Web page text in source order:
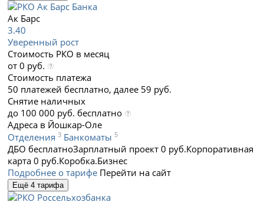
Ак Барс
3.40
Уверенный рост
Стоимость РКО в месяц
от 0 руб.
Стоимость платежа
50 платежей бесплатно, далее 59 руб.
Снятие наличных
до 100 000 руб. бесплатно
Адреса в Йошкар-Оле
Отделения3 Банкоматы 5
ДБО бесплатноЗарплатный проект 0 руб.Корпоративная
карта 0 руб.Коробка.Бизнес
Подробнее о тарифе Перейти на сайт
Ещё 4 тарифа